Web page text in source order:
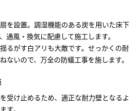
まった建築実例、注目の最新情報など、住
建て
を設置。調湿機能のある炭を用いた床下
通風・換気に配慮して施工します。
るがす白アリも大敵です。せっかくの耐
ないので、万全の防蟻工事を施します。
受け止めるため、適正な耐力壁となるよ
す。